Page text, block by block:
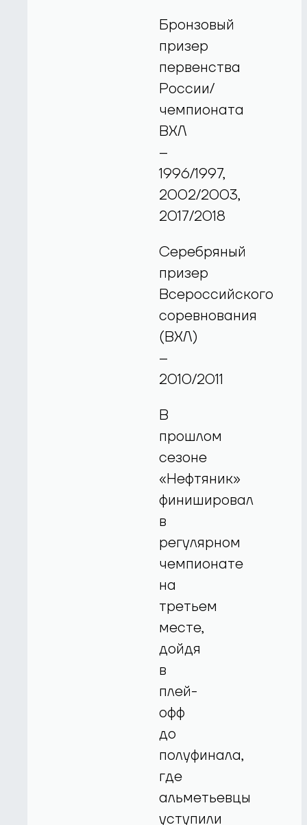
Бронзовый
призер
первенства
России/
чемпионата
ВХЛ
–
1996/1997,
2002/2003,
2017/2018
Серебряный
призер
Всероссийского
соревнования
(ВХЛ)
–
2010/2011
В
прошлом
сезоне
«Нефтяник»
финишировал
в
регулярном
чемпионате
на
третьем
месте,
дойдя
в
плей-
офф
до
полуфинала,
где
альметьевцы
уступили